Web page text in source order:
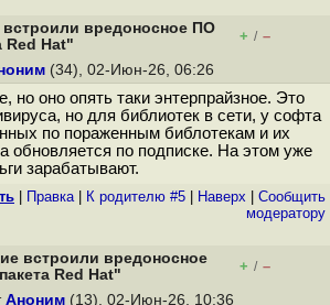
вредоносное ПО
Red Hat"
+ / –
(34), 02-Июн-26, 06:26
но оно опять таки энтерпрайзное. Это
но для библиотек в сети, у софта
по пораженным библотекам и их
обновляется по подписке. На этом уже
зарабатывают.
Правка| К родителю #5 Наверх
Cообщить
модератору
встроили вредоносное
Red Hat"
+ / –
Аноним (13), 02-Июн-26, 10:36